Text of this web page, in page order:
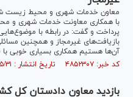
معاون خدمات شهری و محیط زیست
با همکاری معاونت خدمات شهری و
پرداخت و گفت: در رابطه با
بازیافت‌های غیرمجاز و همچنین
آن‌ها هستیم همکاری بسیاری خوبی با
کد خبر: ۴۸۵۲۳۰۷ تاریخ انتشار : ۱۴۰۴/۰۵/۳۱
بازدید معاون دادستان کل